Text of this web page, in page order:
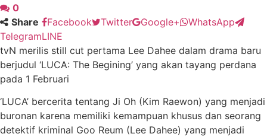
0
Share
Facebook Twitter Google+
WhatsApp
TelegramLINE
tvN merilis still cut pertama Lee Dahee dalam drama baru
berjudul ‘LUCA: The Begining’ yang akan tayang perdana
pada 1 Februari
‘LUCA’ bercerita tentang Ji Oh (Kim Raewon) yang menjadi
buronan karena memiliki kemampuan khusus dan seorang
detektif kriminal Goo Reum (Lee Dahee) yang menjadi